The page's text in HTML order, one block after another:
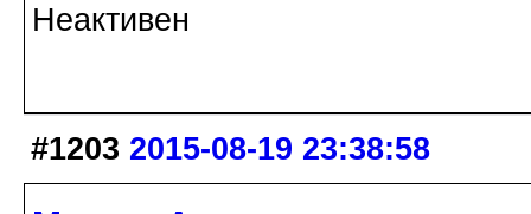
Неактивен
#1203 2015-08-19 23:38:58